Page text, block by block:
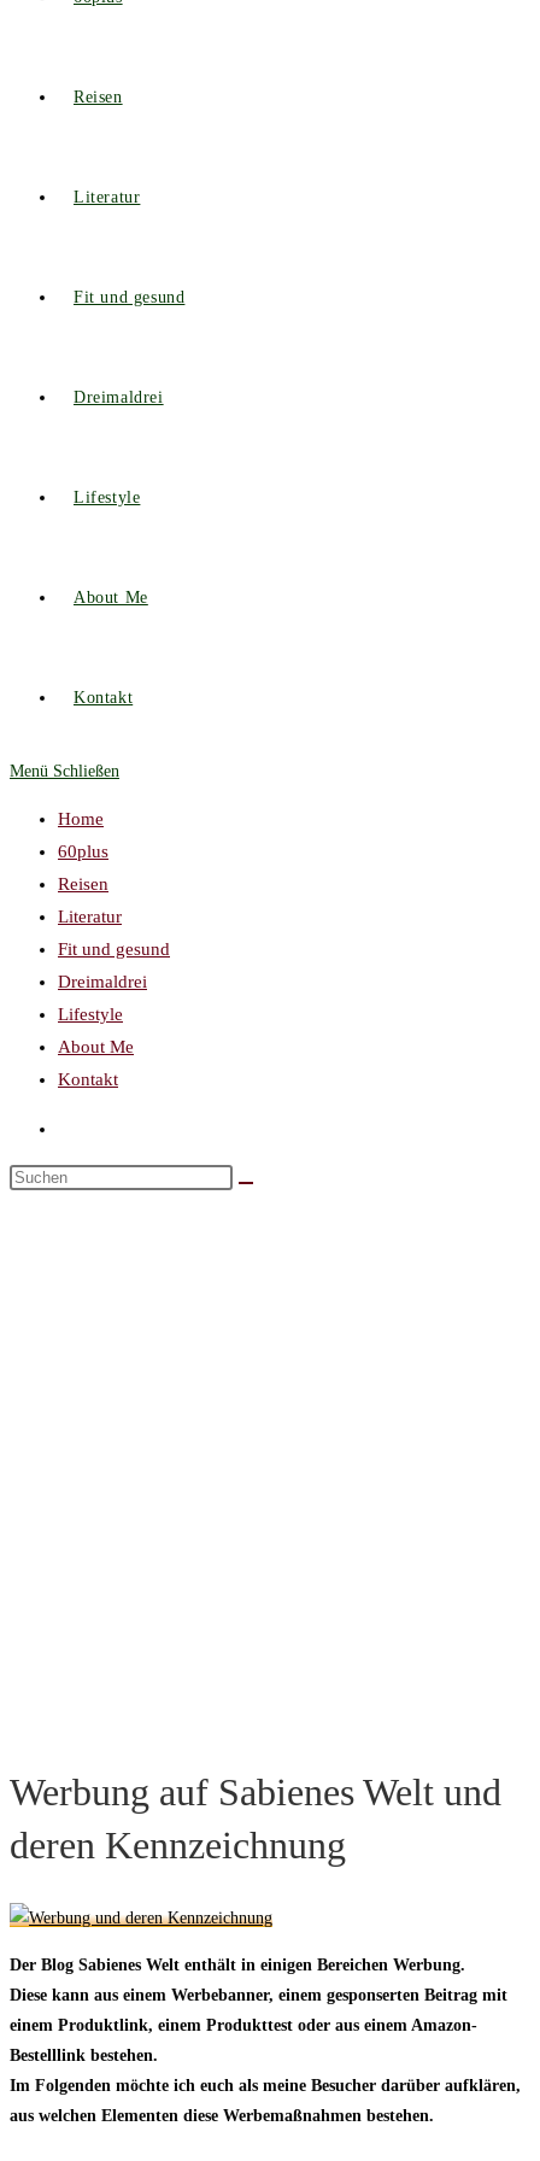
Reisen
Literatur
Fit und gesund
Dreimaldrei
Lifestyle
About Me
Kontakt
Menü Schließen
Home
60plus
Reisen
Literatur
Fit und gesund
Dreimaldrei
Lifestyle
About Me
Kontakt
Werbung auf Sabienes Welt und
deren Kennzeichnung
Der Blog Sabienes Welt enthält in einigen Bereichen Werbung.
Diese kann aus einem Werbebanner, einem gesponserten Beitrag mit
einem Produktlink, einem Produkttest oder aus einem Amazon-
Bestelllink bestehen.
Im Folgenden möchte ich euch als meine Besucher darüber aufklären,
aus welchen Elementen diese Werbemaßnahmen bestehen.